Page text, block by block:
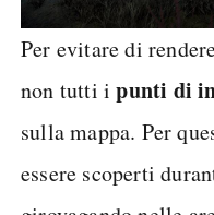
Per evitare di
non tutti ipunti di
sulla mappa. Per
essere scoperti